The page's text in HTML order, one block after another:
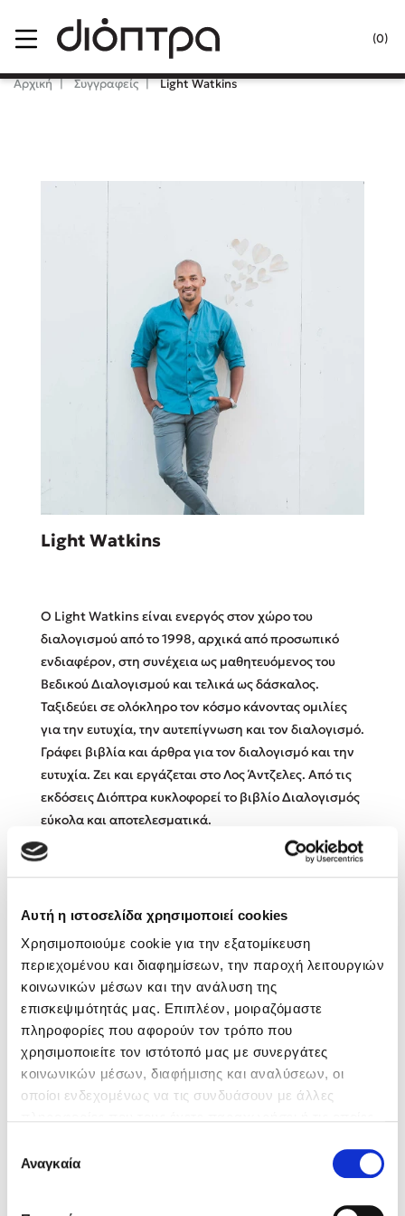
Αυτή η ιστοσελίδα χρησιμοποιεί cookies
Χρησιμοποιούμε cookie για την εξατομίκευση
περιεχομένου και διαφημίσεων, την παροχή λειτουργιών
κοινωνικών μέσων και την ανάλυση της
επισκεψιμότητάς μας. Επιπλέον, μοιραζόμαστε
πληροφορίες που αφορούν τον τρόπο που
χρησιμοποιείτε τον ιστότοπό μας με συνεργάτες
κοινωνικών μέσων, διαφήμισης και αναλύσεων, οι
οποίοι ενδεχομένως να τις συνδυάσουν με άλλες
των υπηρεσιών τους. Αν συνεχίσετε να χρησιμοποιείτε
την ιστοσελίδα μας, συναινείτε στη χρήση των cookies
συγκατάθεσης
Αναγκαία
(0)
Κλείσιμο
Lidia Branković
Χάρης Πολίτης
Καθρέφτης
Sebastian Fitzek
Στέφανος Ξενάκης
Το λεξικό της ζωής σου
Ιωάννης Γλωσσόπουλος
Ένας γίγαντας στο σχολείο
Αρχική Συγγραφείς Light Watkins
Light Watkins
Ο Light Watkins είναι ενεργός στον χώρο του
διαλογισμού από το 1998, αρχικά από προσωπικό
ενδιαφέρον, στη συνέχεια ως μαθητευόμενος του
Βεδικού Διαλογισμού και τελικά ως δάσκαλος.
Ταξιδεύει σε ολόκληρο τον κόσμο κάνοντας ομιλίες
για την ευτυχία, την αυτεπίγνωση και τον διαλογισμό.
Γράφει βιβλία και άρθρα για τον διαλογισμό και την
ευτυχία. Ζει και εργάζεται στο Λος Άντζελες. Από τις
εκδόσεις Διόπτρα κυκλοφορεί το βιβλίο Διαλογισμός
εύκολα και αποτελεσματικά.
Βιβλία των Συγγραφέων